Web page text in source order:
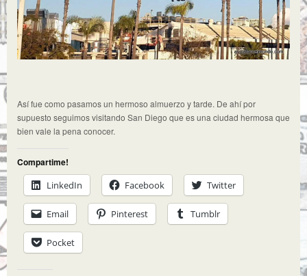
Así fue como pasamos un hermoso almuerzo y tarde. De ahí por
supuesto seguimos visitando San Diego que es una ciudad hermosa que
bien vale la pena conocer.
Compartime!
LinkedIn
Facebook Twitter
Email Pinterest Tumblr
Pocket